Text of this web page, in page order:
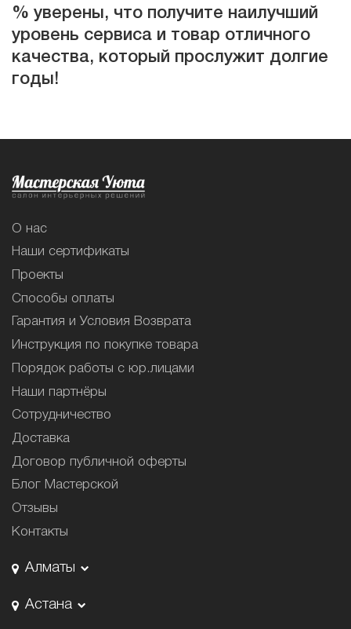
% уверены, что получите наилучший
уровень сервиса и товар отличного
качества, который прослужит долгие
годы!
О нас
Наши сертификаты
Проекты
Способы оплаты
Гарантия и Условия Возврата
Инструкция по покупке товара
Порядок работы с юр.лицами
Наши партнёры
Сотрудничество
Доставка
Договор публичной оферты
Блог Мастерской
Отзывы
Контакты
Алматы
Астана